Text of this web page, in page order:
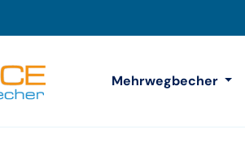
Mehrwegbecher